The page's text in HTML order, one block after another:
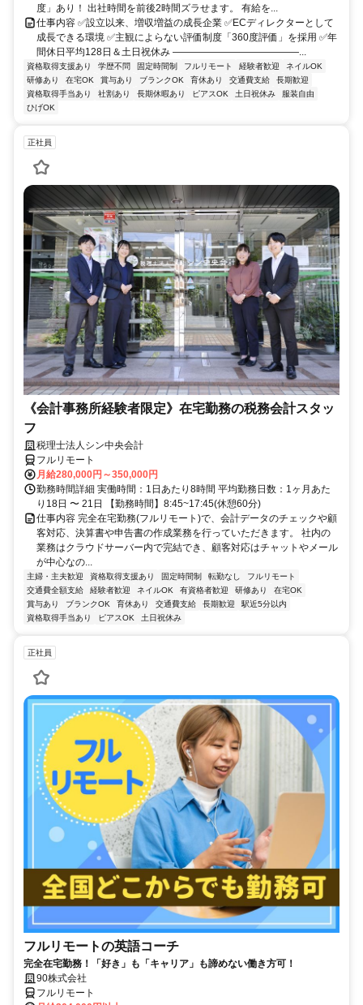
度」あり！ 出社時間を前後2時間ズラせます。 有給を...
仕事内容 ✅設立以来、増収増益の成長企業 ✅ECディレクターとして
成長できる環境 ✅主観によらない評価制度「360度評価」を採用 ✅年
間休日平均128日＆土日祝休み ―――――――――――――...
資格取得支援あり 学歴不問 固定時間制 フルリモート 経験者歓迎
ネイルOK
研修あり
在宅OK 賞与あり ブランクOK 育休あり 交通費支給
長期歓迎
資格取得手当あり
社割あり 長期休暇あり ピアスOK 土日祝休み
服装自由
ひげOK
正社員
《会計事務所経験者限定》在宅勤務の税務会計スタッ
フ
税理士法人シン中央会計
フルリモート
月給280,000円～350,000円
勤務時間詳細 実働時間：1日あたり8時間 平均勤務日数：1ヶ月あた
り18日 〜 21日 【勤務時間】8:45~17:45(休憩60分)
仕事内容 完全在宅勤務(フルリモート)で、会計データのチェックや顧
客対応、決算書や申告書の作成業務を行っていただきます。 社内の
業務はクラウドサーバー内で完結でき、顧客対応はチャットやメール
が中心なの...
主婦・主夫歓迎 資格取得支援あり 固定時間制 転勤なし
フルリモート
交通費全額支給
経験者歓迎 ネイルOK 有資格者歓迎 研修あり
在宅OK
賞与あり
ブランクOK 育休あり 交通費支給 長期歓迎
駅近5分以内
資格取得手当あり
ピアスOK 土日祝休み
正社員
フルリモートの英語コーチ
完全在宅勤務！「好き」も「キャリア」も諦めない働き方可！
90株式会社
フルリモート